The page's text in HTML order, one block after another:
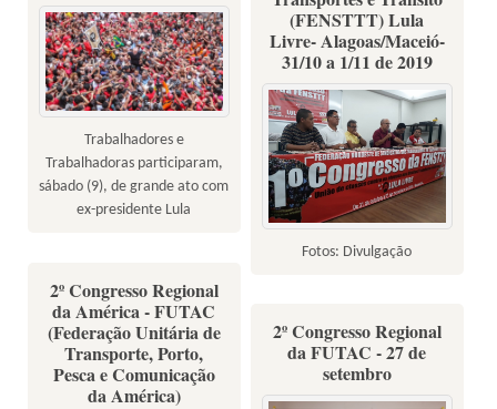
Trabalhadores e
Trabalhadoras participaram,
sábado (9), de grande ato com
ex-presidente Lula
(FENSTTT) Lula
Livre- Alagoas/Maceió-
31/10 a 1/11 de 2019
Fotos: Divulgação
2º Congresso Regional
da América - FUTAC
(Federação Unitária de
Transporte, Porto,
Pesca e Comunicação
da América)
2º Congresso Regional
da FUTAC - 27 de
setembro